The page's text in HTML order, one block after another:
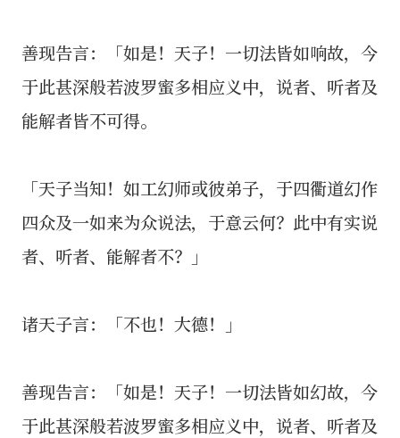
善现告言：「如是！天子！一切法皆如响故，今
于此甚深般若波罗蜜多相应义中，说者、听者及
能解者皆不可得。
「天子当知！如工幻师或彼弟子，于四衢道幻作
四众及一如来为众说法，于意云何？此中有实说
者、听者、能解者不？」
诸天子言：「不也！大德！」
善现告言：「如是！天子！一切法皆如幻故，今
于此甚深般若波罗蜜多相应义中，说者、听者及